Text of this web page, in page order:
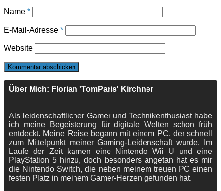
Name *
E-Mail-Adresse *
Website
Über Mich: Florian 'TomParis' Kirchner
Als leidenschaftlicher Gamer und Technikenthusiast habe
ich meine Begeisterung für digitale Welten schon früh
entdeckt. Meine Reise begann mit einem PC, der schnell
zum Mittelpunkt meiner Gaming-Leidenschaft wurde. Im
Laufe der Zeit kamen eine Nintendo Wii U und eine
PlayStation 5 hinzu, doch besonders angetan hat es mir
die Nintendo Switch, die neben meinem treuen PC einen
festen Platz in meinem Gamer-Herzen gefunden hat.